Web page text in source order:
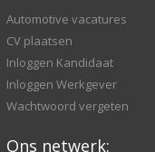
Automotive vacatures
CV plaatsen
Inloggen Kandidaat
Inloggen Werkgever
Wachtwoord vergeten
Ons netwerk: